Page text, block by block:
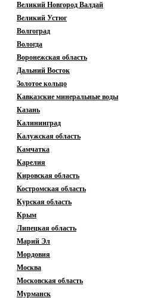
Великий Новгород Валдай
Великий Устюг
Волгоград
Вологда
Воронежская область
Дальний Восток
Золотое кольцо
Кавказские минеральные воды
Казань
Калининград
Калужская область
Камчатка
Карелия
Кировская область
Костромская область
Курская область
Крым
Липецкая область
Марий Эл
Мордовия
Москва
Московская область
Мурманск